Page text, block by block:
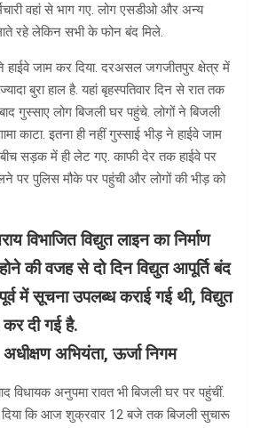
वहां से भाग गए. लोग एसडीओ और अन्य
रहे लेकिन सभी के फोन बंद मिले.
हाईवे जाम कर दिया. दरअसल जगजीतपुर क्षेत्र में
बुरा हाल है. यहां बृहस्पतिवार दिन से रात तक
गुस्साए लोग बिजली घर पहुंचे. लोगों ने बिजली
काटा. इतना ही नहीं गुस्साई भीड़ ने हाईवे जाम
बीच सड़क में ही लेट गए. काफी देर तक हाईवे पर
पर पुलिस मौके पर पहुंची और लोगों की भीड़ को
विभाजित विद्युत लाइन का निर्माण
की वजह से दो दिन विद्युत आपूर्ति बंद
में सूचना उपलब्ध कराई गई थी, विद्युत
दी गई है.
अधीक्षण अभियंता, ऊर्जा निगम
विधायक अनुपमा रावत भी बिजली घर पर पहुंचीं.
दिया कि आज शुक्रवार 12 बजे तक बिजली सुचारू